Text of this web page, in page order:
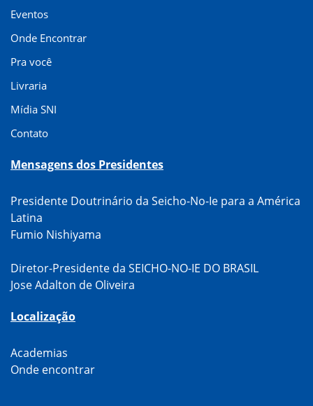
Eventos
Onde Encontrar
Pra você
Livraria
Mídia SNI
Contato
Mensagens dos Presidentes
Presidente Doutrinário da Seicho-No-Ie para a América
Latina
Fumio Nishiyama
Diretor-Presidente da SEICHO-NO-IE DO BRASIL
Jose Adalton de Oliveira
Localização
Academias
Onde encontrar